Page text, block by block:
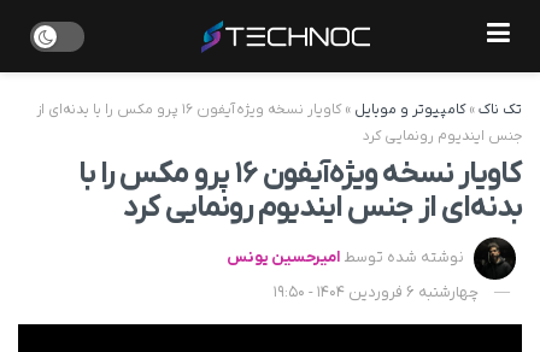
تک ناک»کامپیوتر و موبایل »
کاویار نسخه ویژه آیفون ۱۶ پرو مکس را با بدنه‌ای از
جنس ایندیوم رونمایی کرد
کاویار نسخه ویژه آیفون ۱۶ پرو مکس را با
بدنه‌ای از جنس ایندیوم رونمایی کرد
نوشته شده توسط امیرحسین یونس
چهارشنبه 6 فروردین 1404 - 19:50